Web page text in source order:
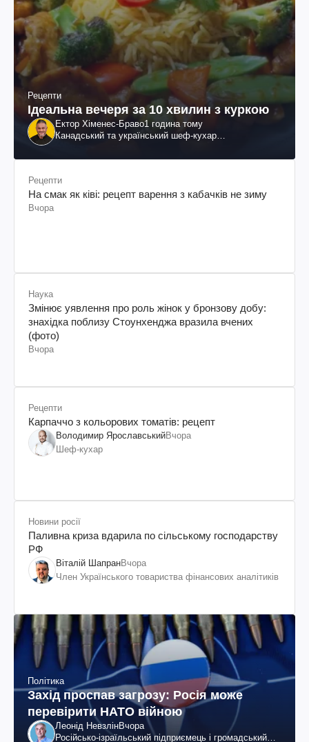
Рецепти
Ідеальна вечеря за 10 хвилин з куркою
Ектор Хіменес-Браво1 година тому
Канадський та український шеф-кухар
Рецепти
На смак як ківі: рецепт варення з кабачків не зиму
Вчора
Наука
Змінює уявлення про роль жінок у бронзову добу:
знахідка поблизу Стоунхенджа вразила вчених
(фото)
Вчора
Рецепти
Карпаччо з кольорових томатів: рецепт
Володимир ЯрославськийВчора
Шеф-кухар
Новини росії
Паливна криза вдарила по сільському господарству
РФ
Віталій ШапранВчора
Член Українського товариства фінансових аналітиків
Політика
Захід проспав загрозу: Росія може
перевірити НАТО війною
Леонід НевзлінВчора
Російсько-ізраїльський підприємець і громадський